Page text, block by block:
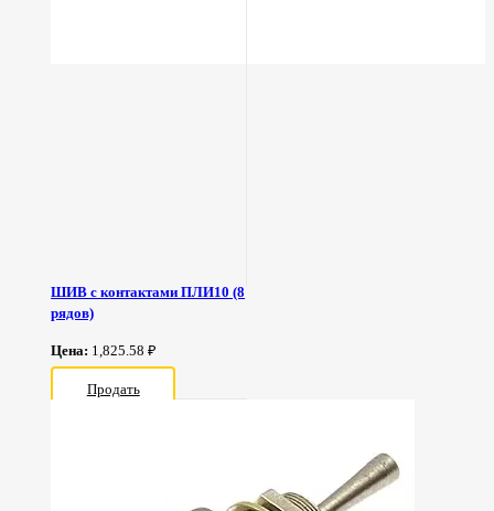
ШИВ с контактами ПЛИ10 (8
рядов)
Цена: 1,825.58 ₽
Продать